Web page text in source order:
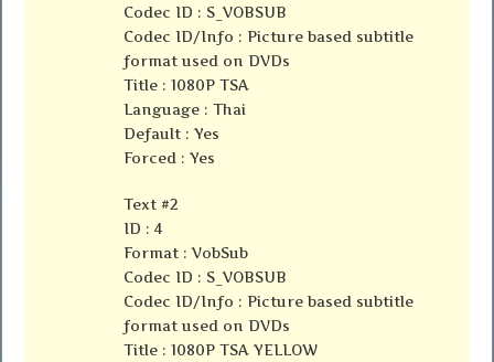
Codec ID : S_VOBSUB
Codec ID/Info : Picture based subtitle
format used on DVDs
Title : 1080P TSA
Language : Thai
Default : Yes
Forced : Yes
Text #2
ID : 4
Format : VobSub
Codec ID : S_VOBSUB
Codec ID/Info : Picture based subtitle
format used on DVDs
Title : 1080P TSA YELLOW